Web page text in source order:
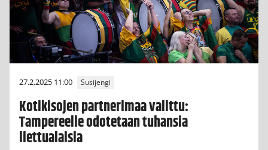
27.2.2025 11:00 Susijengi
Kotikisojen partnerimaa valittu:
Tampereelle odotetaan tuhansia
liettualaisia